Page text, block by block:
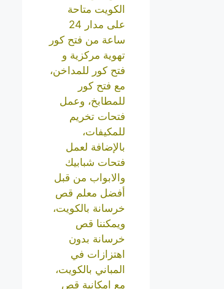
الكويت متاحة
على مدار 24
ساعة من فتح كور
تهوية مركزية و
فتح كور للمداخن،
مع فتح كور
للمطابخ، وعمل
فتحات تخريم
للمكيفات،
بالإضافة لعمل
فتحات شبابيك
والابواب من قبل
أفضل معلم قص
خرسانة بالكويت،
ويمكننا قص
خرسانة بدون
اهتزازات في
المباني بالكويت،
مع امكانية قص